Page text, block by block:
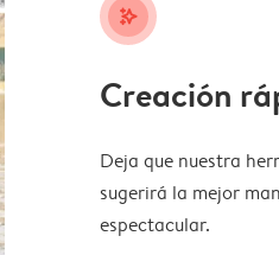
stars_plus
Creación
Deja que nuestra
sugerirá la mejor
espectacular.